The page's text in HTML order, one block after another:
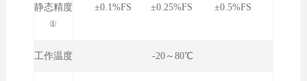
静态精度
①
±0.1%FS ±0.25%FS ±0.5%FS
工作温度 -20～80℃